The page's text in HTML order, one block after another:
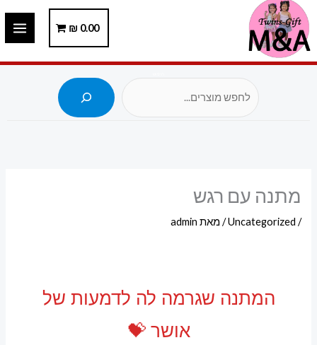
דילוג
לתוכן
0.00
₪
מתנה עם רגש
/
Uncategorized/ מאת admin
המתנה שגרמה לה לדמעות של
אושר 💝